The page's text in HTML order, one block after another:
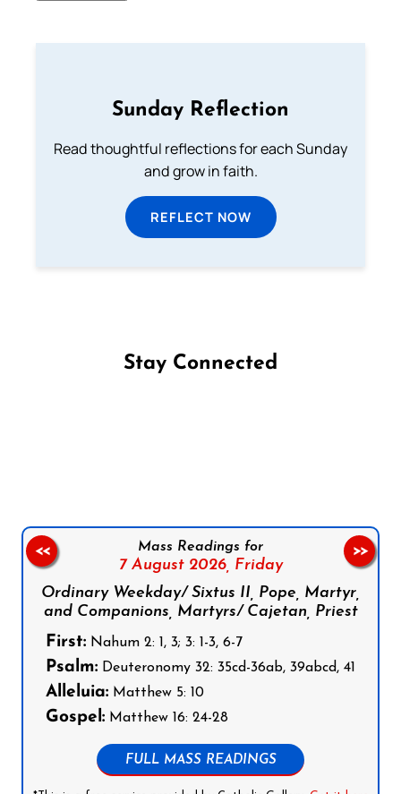
Sunday Reflection
Read thoughtful reflections for each Sunday
and grow in faith.
REFLECT NOW
Stay Connected
Mass Readings for
7 August 2026, Friday
Ordinary Weekday/ Sixtus II, Pope, Martyr,
and Companions, Martyrs/ Cajetan, Priest
First: Nahum 2: 1, 3; 3: 1-3, 6-7
Psalm: Deuteronomy 32: 35cd-36ab, 39abcd, 41
Alleluia: Matthew 5: 10
Gospel: Matthew 16: 24-28
FULL MASS READINGS
<< >>